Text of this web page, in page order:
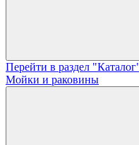
Перейти в раздел
Мойки и раковины